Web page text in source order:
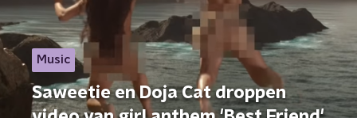
Music
Saweetie en Doja Cat droppen